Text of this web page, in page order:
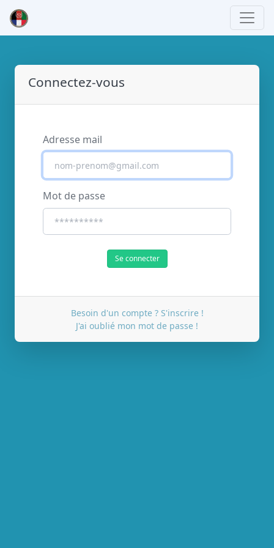
Connectez-vous
Adresse mail
Mot de passe
Se connecter
Besoin d'un compte ? S'inscrire !
J'ai oublié mon mot de passe !